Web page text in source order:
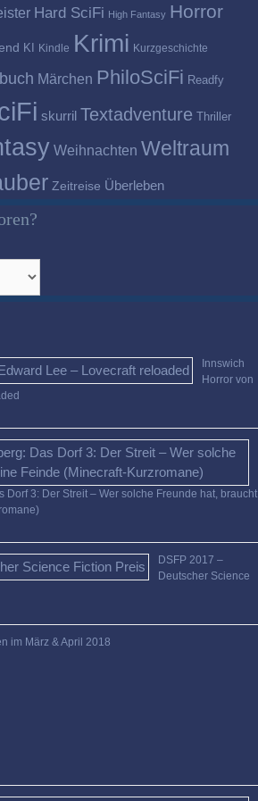
Hard SciFi High Fantasy Horror
KI Kindle Krimi Kurzgeschichte
Märchen PhiloSciFi Readfy
skurril Textadventure Thriller
Weihnachten Weltraum
Zeitreise Überleben
Innswich
Horror von
Dorf 3: Der Streit – Wer solche Freunde hat, braucht
DSFP 2017 –
Deutscher Science
im März & April 2018